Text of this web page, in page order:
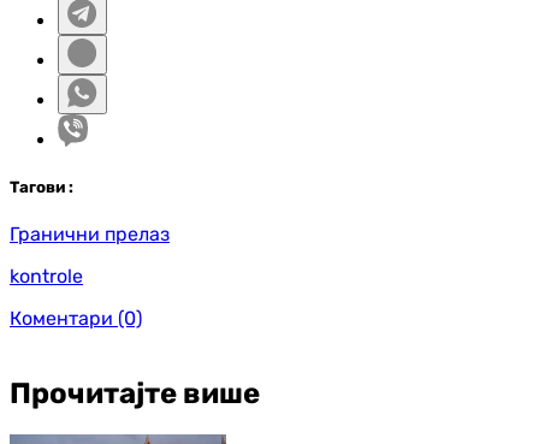
Тагови :
Гранични прелаз
kontrole
Коментари (0)
Прочитајте више